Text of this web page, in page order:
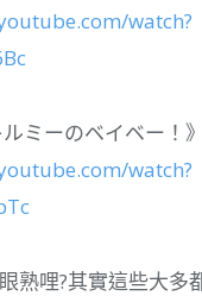
watch?
ミーのベイベー！
watch?
熟哩?其實這些大多